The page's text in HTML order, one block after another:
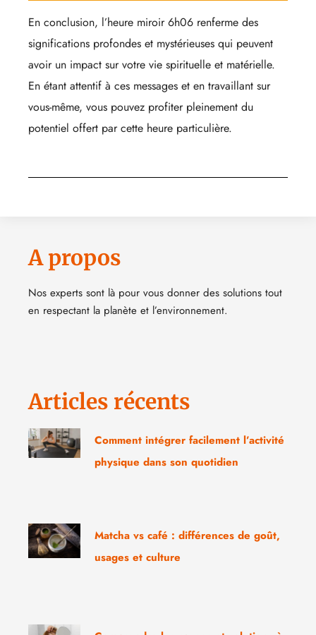
En conclusion, l’heure miroir 6h06 renferme des
significations profondes et mystérieuses qui peuvent
avoir un impact sur votre vie spirituelle et matérielle.
En étant attentif à ces messages et en travaillant sur
vous-même, vous pouvez profiter pleinement du
potentiel offert par cette heure particulière.
A propos
Nos experts sont là pour vous donner des solutions tout
en respectant la planète et l’environnement.
Articles récents
Comment intégrer facilement l’activité
physique dans son quotidien
Matcha vs café : différences de goût,
usages et culture